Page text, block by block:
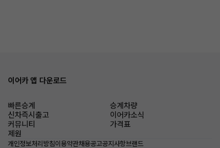
이어카 앱 다운로드
빠른승계
승계차량
신차즉시출고
이어카소식
커뮤니티
가격표
제원
개인정보처리방침이용약관채용공고공지사항브랜드